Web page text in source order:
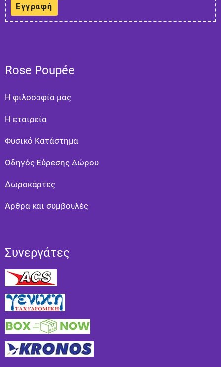
Εγγραφή
Rose Poupée
Η φιλοσοφία μας
Η εταιρεία
Φυσικό Κατάστημα
Οδηγός Εύρεσης Δώρου
Δωροκάρτες
Άρθρα και συμβουλές
Συνεργάτες